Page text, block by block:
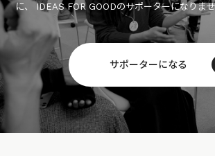
に、 IDEAS FOR GOODのサポーターになりま
サポーターになる